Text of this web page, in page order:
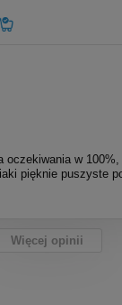
oczekiwania w
pięknie puszyste
Więcej opinii